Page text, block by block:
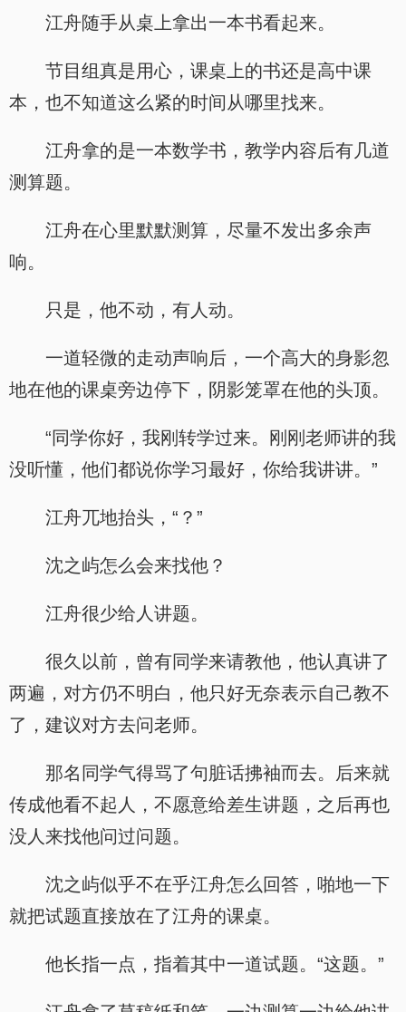
江舟随手从桌上拿出一本书看起来。
节目组真是用心，课桌上的书还是高中课
本，也不知道这么紧的时间从哪里找来。
江舟拿的是一本数学书，教学内容后有几道
测算题。
江舟在心里默默测算，尽量不发出多余声
响。
只是，他不动，有人动。
一道轻微的走动声响后，一个高大的身影忽
地在他的课桌旁边停下，阴影笼罩在他的头顶。
“同学你好，我刚转学过来。刚刚老师讲的我
没听懂，他们都说你学习最好，你给我讲讲。”
江舟兀地抬头，“？”
沈之屿怎么会来找他？
江舟很少给人讲题。
很久以前，曾有同学来请教他，他认真讲了
两遍，对方仍不明白，他只好无奈表示自己教不
了，建议对方去问老师。
那名同学气得骂了句脏话拂袖而去。后来就
传成他看不起人，不愿意给差生讲题，之后再也
没人来找他问过问题。
沈之屿似乎不在乎江舟怎么回答，啪地一下
就把试题直接放在了江舟的课桌。
他长指一点，指着其中一道试题。“这题。”